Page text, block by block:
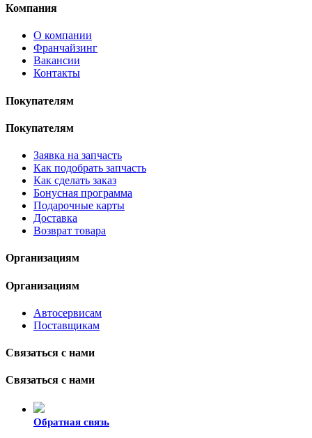
Компания
О компании
Франчайзинг
Вакансии
Контакты
Покупателям
Покупателям
Заявка на запчасть
Как подобрать запчасть
Как сделать заказ
Бонусная программа
Подарочные карты
Доставка
Возврат товара
Организациям
Организациям
Автосервисам
Поставщикам
Связаться с нами
Связаться с нами
Обратная связь